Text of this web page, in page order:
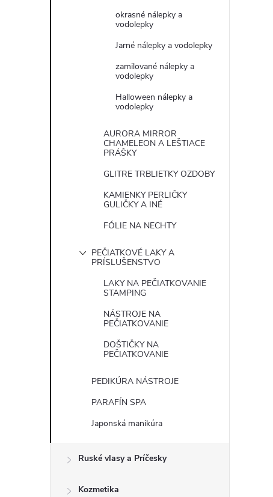
okrasné nálepky a
vodolepky
Jarné nálepky a vodolepky
zamilované nálepky a
vodolepky
Halloween nálepky a
vodolepky
AURORA MIRROR
CHAMELEON A LEŠTIACE
PRÁŠKY
GLITRE TRBLIETKY OZDOBY
KAMIENKY PERLIČKY
GULIČKY A INÉ
FÓLIE NA NECHTY
PEČIATKOVÉ LAKY A
PRÍSLUŠENSTVO
LAKY NA PEČIATKOVANIE
STAMPING
NÁSTROJE NA
PEČIATKOVANIE
DOŠTIČKY NA
PEČIATKOVANIE
PEDIKÚRA NÁSTROJE
PARAFÍN SPA
Japonská manikúra
Ruské vlasy a Príčesky
Kozmetika